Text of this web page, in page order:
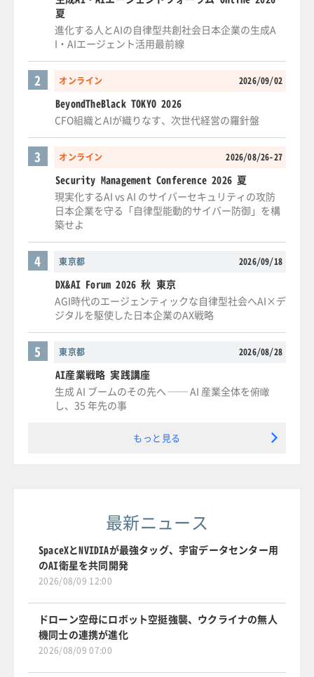
夏
進化する人とAIの自律型共創社会日本企業の生成A
I・AIエージェント活用最前線
オンライン 2026/09/02
2
BeyondTheBlack TOKYO 2026
CFO組織とAIが織りなす、次世代経営の羅針盤
オンライン 2026/08/26-27
3
Security Management Conference 2026 夏
現実化するAI vs AI のサイバーセキュリティの攻防
日本企業を守る「自律型能動的サイバー防御」を構
築せよ
東京都 2026/09/18
4
DX&AI Forum 2026 秋 東京
AGI時代のエージェンティックな自律型社会へAI×デ
ジタルを駆使した日本企業のAX戦略
東京都 2026/08/28
5
AI産業戦略 実践講座
生成 AI ブームのその先へ ── AI 産業全体を俯瞰
し、35 年先の事
もっと見る
最新ニュース
SpaceXとNVIDIAが最強タッグ、宇宙データセンター用
のAI衛星を共同開発
2026/08/09 12:00
ドローン空母にロボット空挺強襲、ウクライナの無人
機同士の連携が進化
2026/08/09 07:00